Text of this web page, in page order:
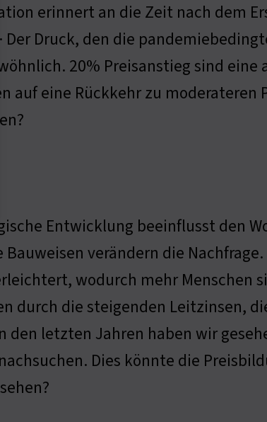
erinnert an die Zeit nach dem
Der Druck, den die
20% Preisanstieg sind
auf eine Rückkehr zu moderateren
Entwicklung beeinflusst den
Bauweisen verändern die
wodurch mehr Menschen
durch die steigenden Leitzinsen,
letzten Jahren haben wir
Dies könnte die